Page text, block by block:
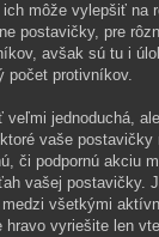
môže vylepšiť na
postavičky, pre
avšak sú tu i
počet protivníkov.
veľmi jednoduchá,
vaše
či podpornú akciu
vašej postavičky.
všetkými
hravo vyriešite len